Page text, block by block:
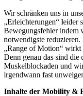
Wir schränken uns in
„Erleichterungen“ leider
Bewegungsfehler indem
notwendigste
„Range of Motion“ wirkt
Denn genau das sind die
Muskelblockaden und
irgendwann fast
Inhalte der Mobility &